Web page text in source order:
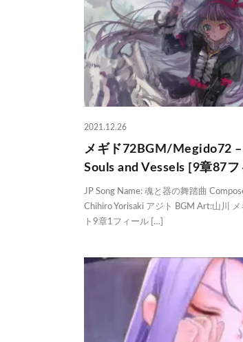
2021.12.26
メギド72BGM/Megido72
Souls and Vessels [9章87
JP Song Name: 魂と器の舞踏曲
Chihiro Yorisaki アジト BGM Art:山川
ト9章1フィール […]